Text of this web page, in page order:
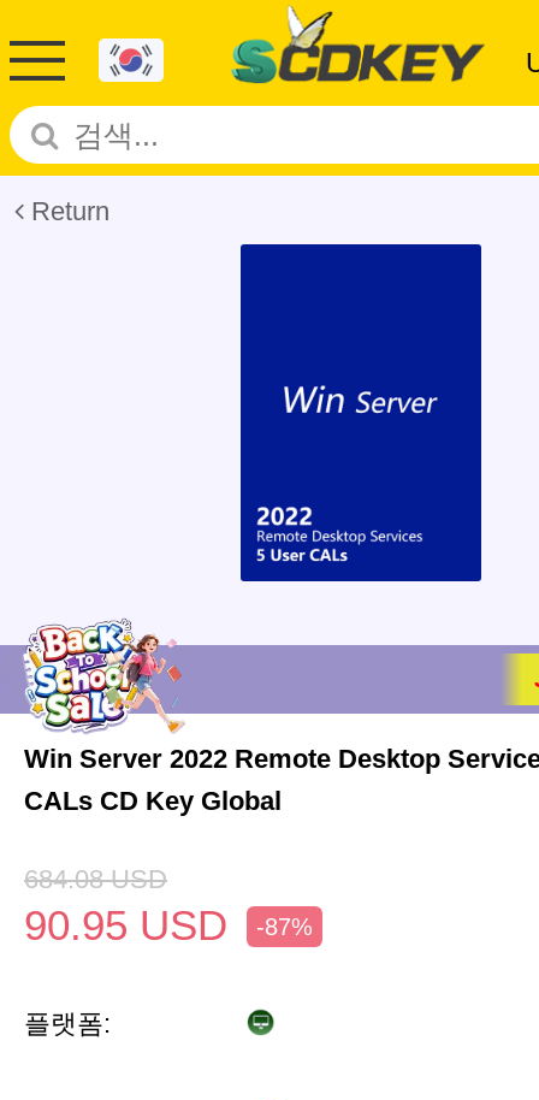
Return
Win Server 2022 Remote Desktop
CALs CD Key Global
684.08 USD
90.95 USD -87%
플랫폼: